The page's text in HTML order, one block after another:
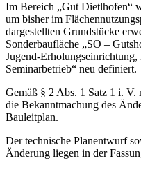
Im Bereich „Gut Dietlhofen“
um bisher im
dargestellten Grundstücke
Sonderbaufläche „SO –
Jugend-Erholungseinrichtung,
Seminarbetrieb“ neu definiert.
Gemäß § 2 Abs. 1 Satz 1 i.
die Bekanntmachung des
Bauleitplan.
Der technische Planentwurf
Änderung liegen in der